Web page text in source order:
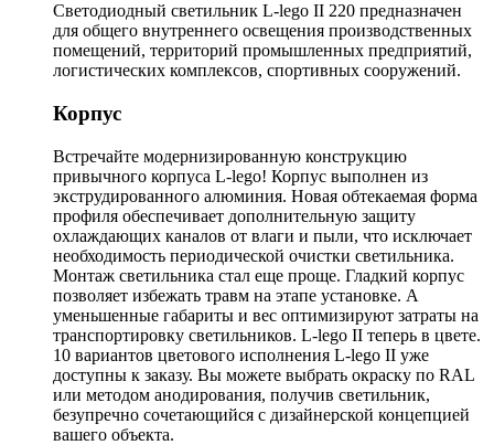
Светодиодный светильник L-lego II 220 предназначен
для общего внутреннего освещения производственных
помещений, территорий промышленных предприятий,
логистических комплексов, спортивных сооружений.
Корпус
Встречайте модернизированную конструкцию
привычного корпуса L-lego! Корпус выполнен из
экструдированного алюминия. Новая обтекаемая форма
профиля обеспечивает дополнительную защиту
охлаждающих каналов от влаги и пыли, что исключает
необходимость периодической очистки светильника.
Монтаж светильника стал еще проще. Гладкий корпус
позволяет избежать травм на этапе установке. А
уменьшенные габариты и вес оптимизируют затраты на
транспортировку светильников. L-lego II теперь в цвете.
10 вариантов цветового исполнения L-lego II уже
доступны к заказу. Вы можете выбрать окраску по RAL
или методом анодирования, получив светильник,
безупречно сочетающийся с дизайнерской концепцией
вашего объекта.